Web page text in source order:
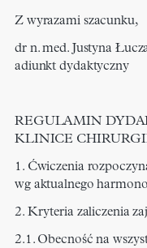
Z wyrazami szacunku,
dr n. med. Justyna
adiunkt dydaktyczny
REGULAMIN
KLINICE
1. Ćwiczenia
wg aktualnego
2. Kryteria zaliczenia
2.1. Obecność na